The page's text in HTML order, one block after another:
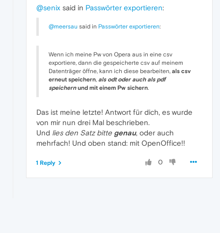
@senix said in Passwörter exportieren:
@meersau said in Passwörter exportieren:
Wenn ich meine Pw von Opera aus in eine csv
exportiere, dann die gespeicherte csv auf meinem
Datenträger öffne, kann ich diese bearbeiten, als csv
erneut speichern, als odt oder auch als pdf
speichern und mit einem Pw sichern.
Das ist meine letzte! Antwort für dich, es wurde
von mir nun drei Mal beschrieben.
Und lies den Satz bitte genau, oder auch
mehrfach! Und oben stand: mit OpenOffice!!
0
1 Reply